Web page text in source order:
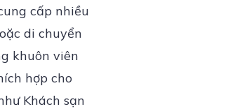
cấp nhiều
di chuyển
khuôn viên
hợp cho
Khách sạn